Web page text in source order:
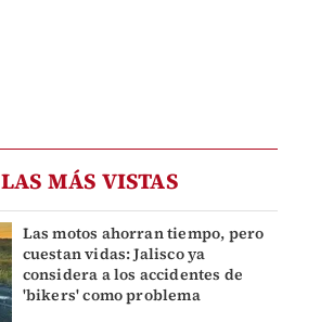
LAS MÁS VISTAS
Las motos ahorran tiempo, pero
cuestan vidas: Jalisco ya
considera a los accidentes de
'bikers' como problema